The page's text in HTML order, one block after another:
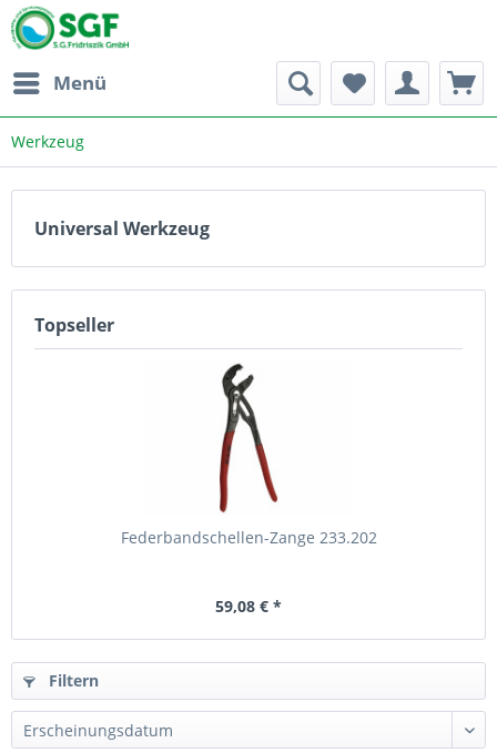
Menü
Werkzeug
Universal Werkzeug
Topseller
Federbandschellen-Zange 233.202
59,08 € *
Filtern